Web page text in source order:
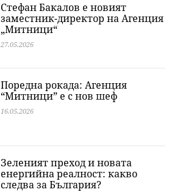
Стефан Бакалов е новият
заместник-директор на Агенция
„Митници“
27.05.2026
Поредна рокада: Агенция
“Митници” е с нов шеф
16.05.2026
Зеленият преход и новата
енергийна реалност: какво
следва за България?